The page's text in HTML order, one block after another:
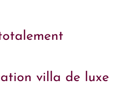
villa de luxe